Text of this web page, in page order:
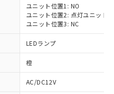
ユニット位置1: NO
ユニット位置2: 点灯ユニット
ユニット位置3: NC
LEDランプ
橙
AC/DC12V